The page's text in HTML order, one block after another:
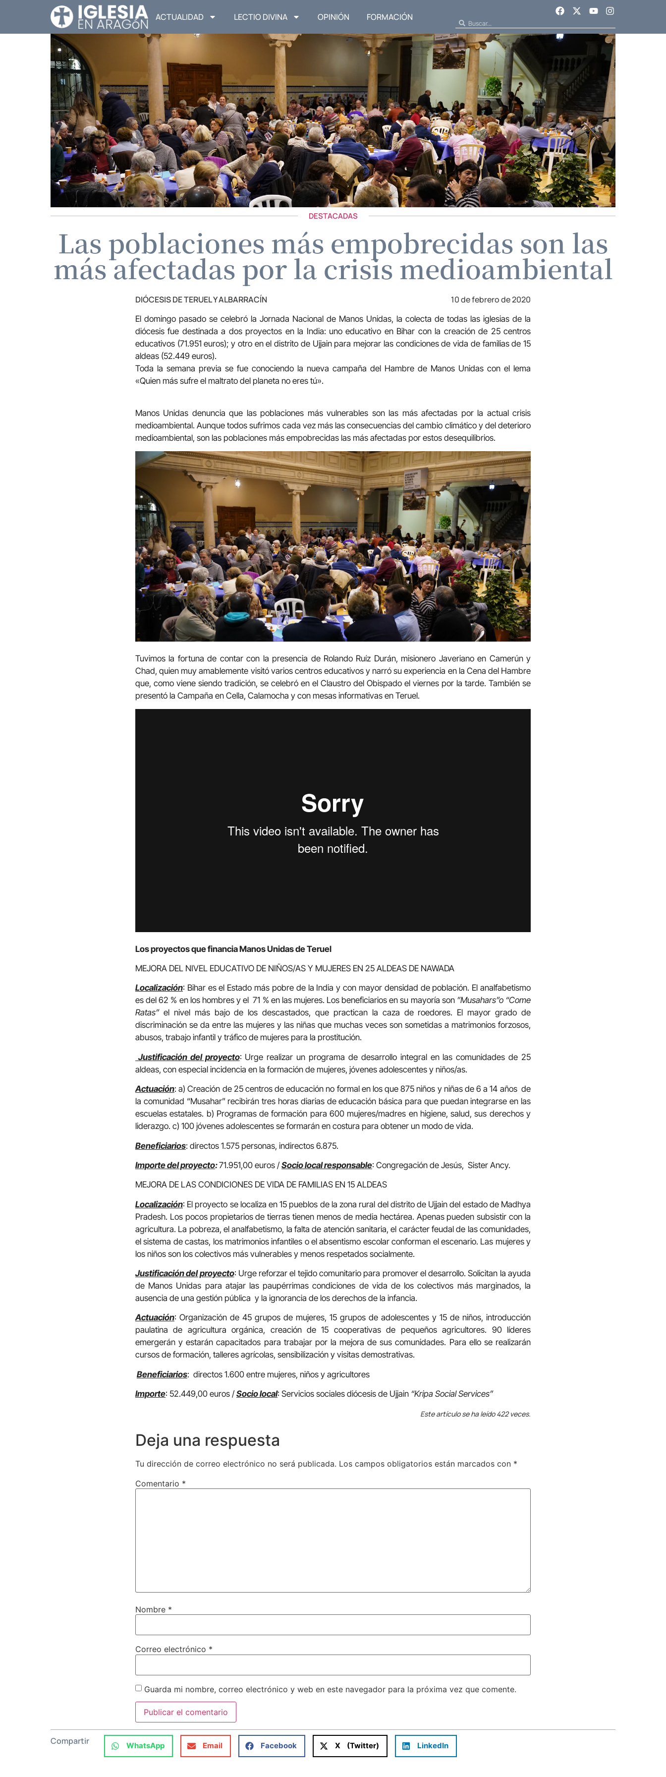
ACTUALIDAD LECTIO DIVINA OPINIÓN FORMACIÓN
DESTACADAS
Las poblaciones más empobrecidas son las
más afectadas por la crisis medioambiental
DIÓCESIS DE TERUEL Y ALBARRACÍN 10 de febrero de 2020
El domingo pasado se celebró la Jornada Nacional de Manos Unidas, la colecta de todas las iglesias de la
diócesis fue destinada a dos proyectos en la India: uno educativo en Bihar con la creación de 25 centros
educativos (71.951 euros); y otro en el distrito de Ujjain para mejorar las condiciones de vida de familias de 15
aldeas (52.449 euros).
Toda la semana previa se fue conociendo la nueva campaña del Hambre de Manos Unidas con el lema
«Quien más sufre el maltrato del planeta no eres tú».
Manos Unidas denuncia que las poblaciones más vulnerables son las más afectadas por la actual crisis
medioambiental. Aunque todos sufrimos cada vez más las consecuencias del cambio climático y del deterioro
medioambiental, son las poblaciones más empobrecidas las más afectadas por estos desequilibrios.
Tuvimos la fortuna de contar con la presencia de Rolando Ruíz Durán, misionero Javeriano en Camerún y
Chad, quien muy amablemente visitó varios centros educativos y narró su experiencia en la Cena del Hambre
que, como viene siendo tradición, se celebró en el Claustro del Obispado el viernes por la tarde. También se
presentó la Campaña en Cella, Calamocha y con mesas informativas en Teruel.
Los proyectos que financia Manos Unidas de Teruel
MEJORA DEL NIVEL EDUCATIVO DE NIÑOS/AS Y MUJERES EN 25 ALDEAS DE NAWADA
Localización: Bihar es el Estado más pobre de la India y con mayor densidad de población. El analfabetismo
es del 62 % en los hombres y el 71 % en las mujeres. Los beneficiarios en su mayoría son ”Musahars”o “Come
Ratas” el nivel más bajo de los descastados, que practican la caza de roedores. El mayor grado de
discriminación se da entre las mujeres y las niñas que muchas veces son sometidas a matrimonios forzosos,
abusos, trabajo infantil y tráfico de mujeres para la prostitución.
Justificación del proyecto: Urge realizar un programa de desarrollo integral en las comunidades de 25
aldeas, con especial incidencia en la formación de mujeres, jóvenes adolescentes y niños/as.
Actuación: a) Creación de 25 centros de educación no formal en los que 875 niños y niñas de 6 a 14 años de
la comunidad “Musahar” recibirán tres horas diarias de educación básica para que puedan integrarse en las
escuelas estatales. b) Programas de formación para 600 mujeres/madres en higiene, salud, sus derechos y
liderazgo. c) 100 jóvenes adolescentes se formarán en costura para obtener un modo de vida.
Beneficiarios: directos 1.575 personas, indirectos 6.875.
Importe del proyecto:71.951,00 euros /Socio local responsable: Congregación de Jesús, Sister Ancy.
MEJORA DE LAS CONDICIONES DE VIDA DE FAMILIAS EN 15 ALDEAS
Localización: El proyecto se localiza en 15 pueblos de la zona rural del distrito de Ujjain del estado de Madhya
Pradesh. Los pocos propietarios de tierras tienen menos de media hectárea. Apenas pueden subsistir con la
agricultura. La pobreza, el analfabetismo, la falta de atención sanitaria, el carácter feudal de las comunidades,
el sistema de castas, los matrimonios infantiles o el absentismo escolar conforman el escenario. Las mujeres y
los niños son los colectivos más vulnerables y menos respetados socialmente.
Justificación del proyecto: Urge reforzar el tejido comunitario para promover el desarrollo. Solicitan la ayuda
de Manos Unidas para atajar las paupérrimas condiciones de vida de los colectivos más marginados, la
ausencia de una gestión pública y la ignorancia de los derechos de la infancia.
Actuación: Organización de 45 grupos de mujeres, 15 grupos de adolescentes y 15 de niños, introducción
paulatina de agricultura orgánica, creación de 15 cooperativas de pequeños agricultores. 90 líderes
emergerán y estarán capacitados para trabajar por la mejora de sus comunidades. Para ello se realizarán
cursos de formación, talleres agrícolas, sensibilización y visitas demostrativas.
Beneficiarios: directos 1.600 entre mujeres, niños y agricultores
Importe: 52.449,00 euros /Socio local: Servicios sociales diócesis de Ujjain “Kripa Social Services”
Este artículo se ha leído 422 veces.
Deja una respuesta
Tu dirección de correo electrónico no será publicada. Los campos obligatorios están marcados con *
Comentario *
Nombre *
Correo electrónico *
Guarda mi nombre, correo electrónico y web en este navegador para la próxima vez que comente.
Compartir WhatsApp Email Facebook X (Twitter) LinkedIn